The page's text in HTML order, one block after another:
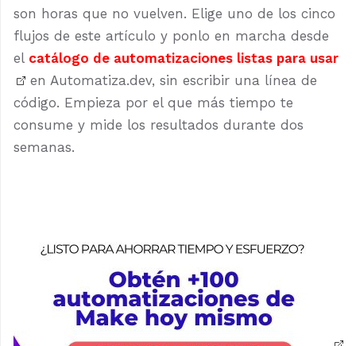
son horas que no vuelven. Elige uno de los cinco
flujos de este artículo y ponlo en marcha desde
el catálogo de automatizaciones listas para usar
en Automatiza.dev, sin escribir una línea de
código. Empieza por el que más tiempo te
consume y mide los resultados durante dos
semanas.